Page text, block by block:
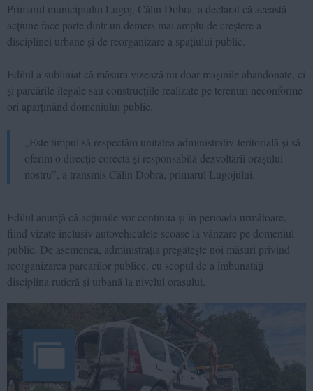
Primarul municipiului Lugoj, Călin Dobra, a declarat că această
acțiune face parte dintr-un demers mai amplu de creștere a
disciplinei urbane și de reorganizare a spațiului public.
Edilul a subliniat că măsura vizează nu doar mașinile abandonate, ci
și parcările ilegale sau construcțiile realizate pe terenuri neconforme
ori aparținând domeniului public.
„Este timpul să respectăm unitatea administrativ-teritorială și să
oferim o direcție corectă și responsabilă dezvoltării orașului
nostru”, a transmis Călin Dobra, primarul Lugojului.
Edilul anunță că acțiunile vor continua și în perioada următoare,
fiind vizate inclusiv autovehiculele scoase la vânzare pe domeniul
public. De asemenea, administrația pregătește noi măsuri privind
reorganizarea parcărilor publice, cu scopul de a îmbunătăți
disciplina rutieră și urbană la nivelul orașului.